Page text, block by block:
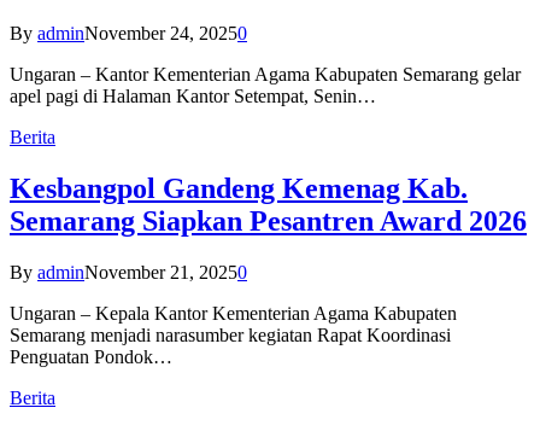
By adminNovember 24, 20250
Ungaran – Kantor Kementerian Agama Kabupaten Semarang gelar
apel pagi di Halaman Kantor Setempat, Senin…
Berita
Kesbangpol Gandeng Kemenag Kab.
Semarang Siapkan Pesantren Award 2026
By adminNovember 21, 20250
Ungaran – Kepala Kantor Kementerian Agama Kabupaten
Semarang menjadi narasumber kegiatan Rapat Koordinasi
Penguatan Pondok…
Berita